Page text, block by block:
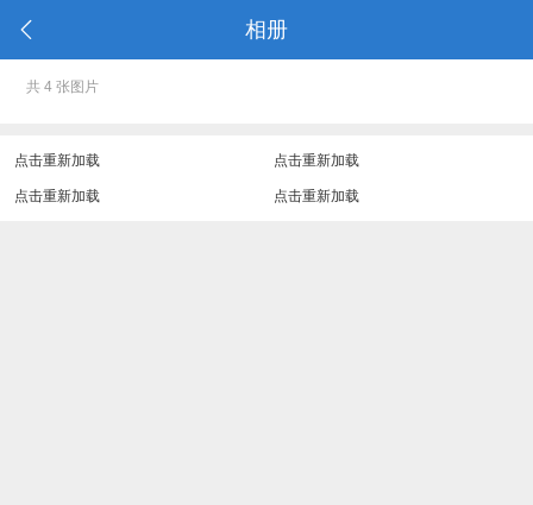
相册
共 4 张图片
点击重新加载 点击重新加载
点击重新加载 点击重新加载